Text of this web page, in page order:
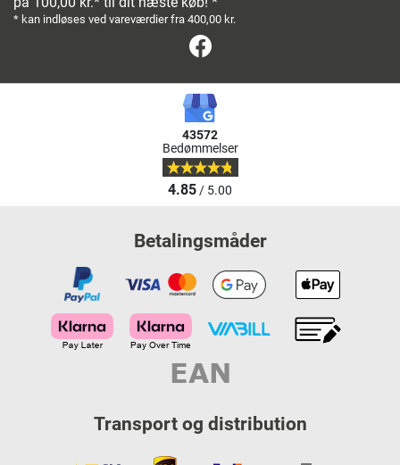
* kan indløses ved vareværdier fra 400,00 kr.
43572
Bedømmelser
4.85/ 5.00
Betalingsmåder
Transport og distribution